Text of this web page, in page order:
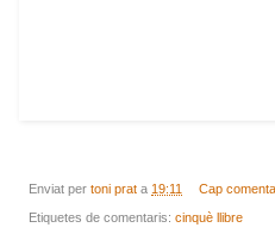
Enviat per toni prat a 19:11 Cap
Etiquetes de comentaris: cinquè llibre